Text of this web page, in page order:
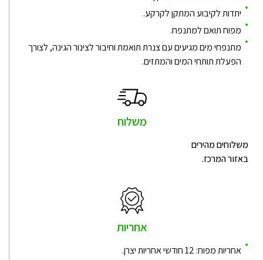
יתדות לקיבוע המתקן לקרקע.
מפוח תואם למתנפח.
מתנפחי מים מגיעים עם צנרת תואמת וחיבור לצינור הגינה, לצורך
הפעלת תותחי המים והמתזים.
משלוח
משלוחים מהירים
באזור המרכז.
אחריות
אחריות מפוח: 12 חודשי אחריות יצרן.